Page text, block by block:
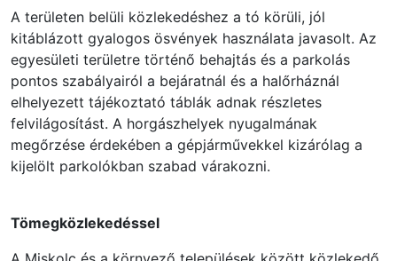
A területen belüli közlekedéshez a tó körüli, jól
kitáblázott gyalogos ösvények használata javasolt. Az
egyesületi területre történő behajtás és a parkolás
pontos szabályairól a bejáratnál és a halőrháznál
elhelyezett tájékoztató táblák adnak részletes
felvilágosítást. A horgászhelyek nyugalmának
megőrzése érdekében a gépjárművekkel kizárólag a
kijelölt parkolókban szabad várakozni.
Tömegközlekedéssel